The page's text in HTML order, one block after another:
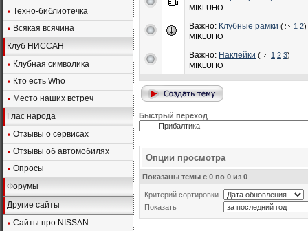
Техно-библиотечка
Всякая всячина
Клуб НИССАН
Клубная символика
Кто есть Who
Место наших встреч
Глас народа
Отзывы о сервисах
Отзывы об автомобилях
Опросы
Форумы
Другие сайты
Сайты про NISSAN
MIKLUHO
Важно: Клубные рамки ( 1 2)
MIKLUHO
Важно: Наклейки ( 1 2 3)
MIKLUHO
Быстрый переход
Опции просмотра
Показаны темы с 0 по 0 из 0
Критерий сортировки
Показать